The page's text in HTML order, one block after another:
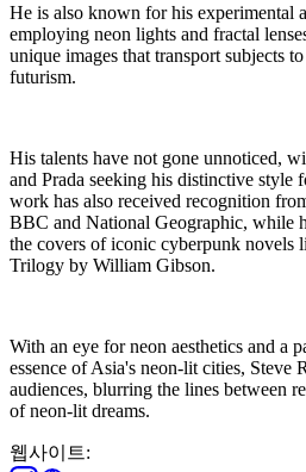
He is also known for his experimental
employing neon lights and fractal
unique images that transport subjects
futurism.
His talents have not gone unnoticed,
and Prada seeking his distinctive style
work has also received recognition
BBC and National Geographic, while
the covers of iconic cyberpunk novels
Trilogy by William Gibson.
With an eye for neon aesthetics and a
essence of Asia's neon-lit cities, Steve
audiences, blurring the lines between
of neon-lit dreams.
웹사이트: